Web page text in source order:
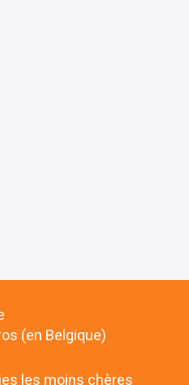
(en Belgique)
les moins chères